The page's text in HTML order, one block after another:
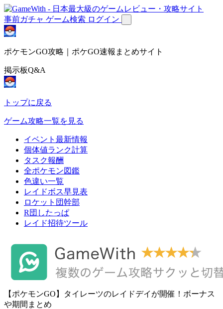
事前ガチャ ゲーム検索 ログイン
ポケモンGO攻略｜ポケGO速報まとめサイト
掲示板Q&A
トップに戻る
ゲーム攻略一覧を見る
イベント最新情報
個体値ランク計算
タスク報酬
全ポケモン図鑑
色違い一覧
レイドボス早見表
ロケット団幹部
R団したっぱ
レイド招待ツール
【ポケモンGO】タイレーツのレイドデイが開催！ボーナス
や期間まとめ